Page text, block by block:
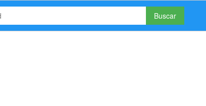
Buscar